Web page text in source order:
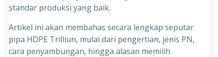
standar produksi yang baik.
Artikel ini akan membahas secara lengkap seputar
pipa HDPE Trilliun, mulai dari pengertian, jenis PN,
cara penyambungan, hingga alasan memilih